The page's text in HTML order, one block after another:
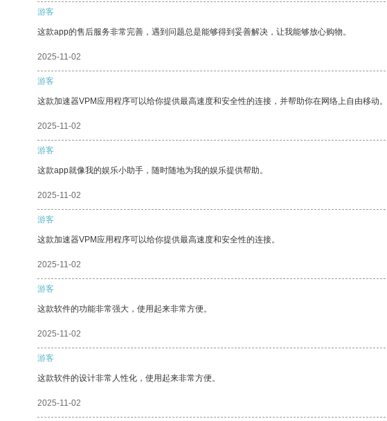
游客
这款app的售后服务非常完善，遇到问题总是能够得到妥善解决，让我能够放心购物。
2025-11-02
游客
这款加速器VPM应用程序可以给你提供最高速度和安全性的连接，并帮助你在网络上自由移动。
2025-11-02
游客
这款app就像我的娱乐小助手，随时随地为我的娱乐提供帮助。
2025-11-02
游客
这款加速器VPM应用程序可以给你提供最高速度和安全性的连接。
2025-11-02
游客
这款软件的功能非常强大，使用起来非常方便。
2025-11-02
游客
这款软件的设计非常人性化，使用起来非常方便。
2025-11-02